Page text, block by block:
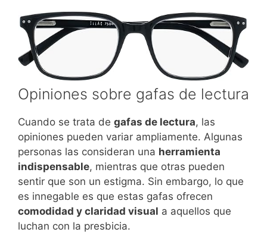
Opiniones sobre gafas de lectura
Cuando se trata de gafas de lectura, las
opiniones pueden variar ampliamente. Algunas
personas las consideran una herramienta
indispensable, mientras que otras pueden
sentir que son un estigma. Sin embargo, lo que
es innegable es que estas gafas ofrecen
comodidad y claridad visual a aquellos que
luchan con la presbicia.